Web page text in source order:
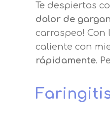
Te despiertas
dolor de
carraspeo! Con
caliente con
rápidamente.